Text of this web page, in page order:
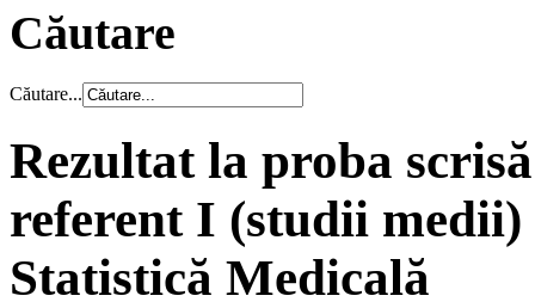
Căutare
Căutare...
Rezultat la proba
referent I (studii
Statistică Medicală